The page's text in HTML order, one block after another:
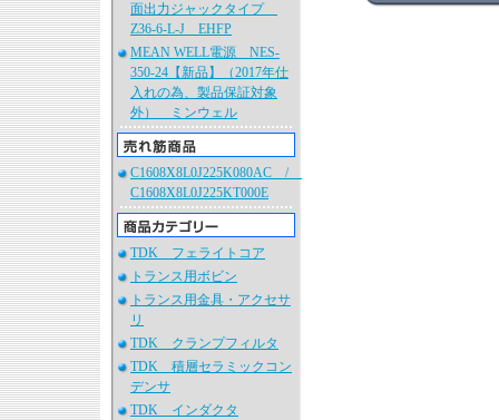
面出力ジャックタイプ
Z36-6-L-J EHFP
MEAN WELL電源 NES-
350-24【新品】（2017年仕
入れの為、製品保証対象
外） ミンウェル
C1608X8L0J225K080AC /
C1608X8L0J225KT000E
TDK フェライトコア
トランス用ボビン
トランス用金具・アクセサ
リ
TDK クランプフィルタ
TDK 積層セラミックコン
デンサ
TDK インダクタ